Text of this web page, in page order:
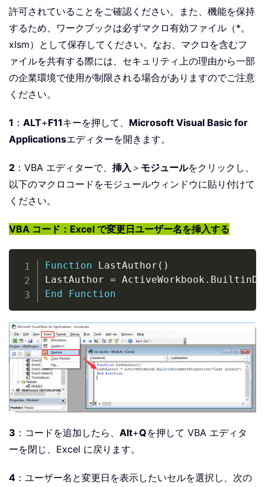
許可されていることをご確認ください。また、機能を保持
するため、ワークブックは必ずマクロ有効ファイル（*。
xlsm）として保存してください。なお、マクロを含むフ
ァイルを共有する際には、セキュリティ上の理由から一部
の企業環境で使用が制限される場合がありますのでご注意
ください。
1 ： ALT+F11キーを押して、 Microsoft Visual Basic for
Applicationsエディターを開きます。
2 ：VBA エディターで、 挿入 ＞ モジュールをクリックし、
以下のマクロコードをモジュールウィンドウに貼り付けて
ください。
VBA コード：Excel で変更日ユーザー名を挿入する
Function LastAuthor ( )
LastAuthor = ActiveWorkbook .
End
Function
3 ：コードを追加したら、 Alt+Qを押して VBA エディタ
ーを閉じ、Excel に戻ります。
4 ：ユーザー名と変更日を表示したいセルを選択し、次の